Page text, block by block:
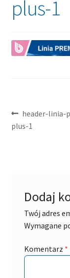
O nas
Kontakt
plus-1
wpisu
Poprzedni
wpis:
header-linia-
plus-1
Dodaj
Twój adres
Wymagane
Komentarz *